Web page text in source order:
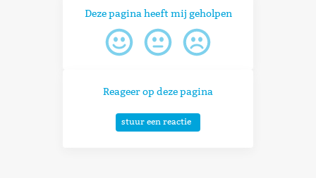
Deze pagina heeft mij geholpen
Reageer op deze pagina
stuur een reactie